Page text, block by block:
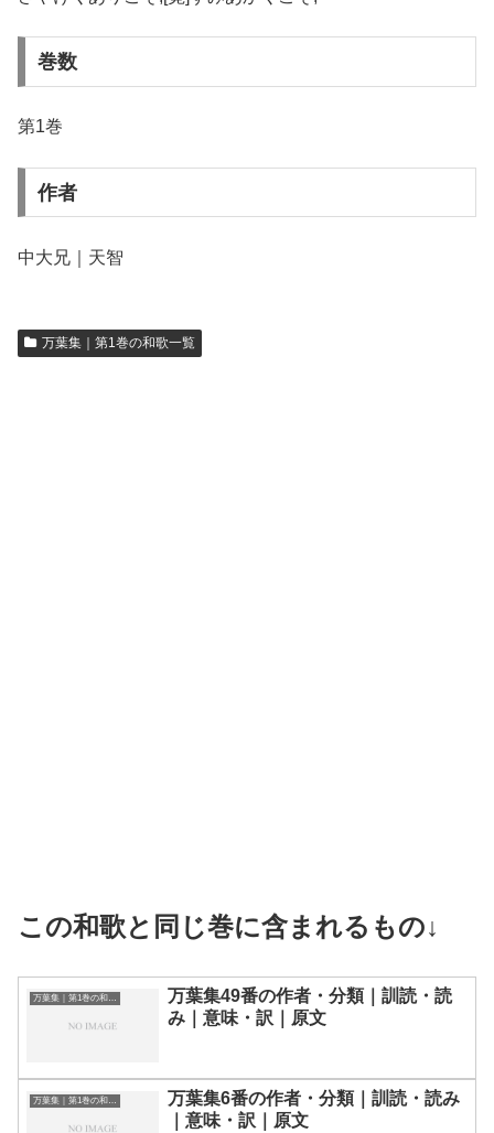
巻数
第1巻
作者
中大兄｜天智
万葉集｜第1巻の和歌一覧
この和歌と同じ巻に含まれるもの↓
万葉集49番の作者・分類｜訓読・読
み｜意味・訳｜原文
万葉集｜第1巻の和歌一覧
万葉集6番の作者・分類｜訓読・読み
｜意味・訳｜原文